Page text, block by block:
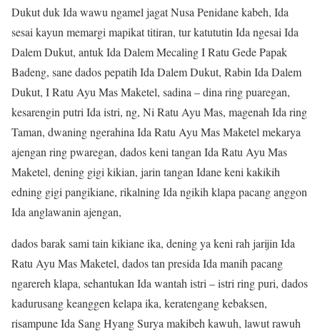
Dukut duk Ida wawu ngamel jagat Nusa Penidane kabeh, Ida
sesai kayun memargi mapikat titiran, tur katututin Ida ngesai Ida
Dalem Dukut, antuk Ida Dalem Mecaling I Ratu Gede Papak
Badeng, sane dados pepatih Ida Dalem Dukut, Rabin Ida Dalem
Dukut, I Ratu Ayu Mas Maketel, sadina – dina ring puaregan,
kesarengin putri Ida istri, ng, Ni Ratu Ayu Mas, magenah Ida ring
Taman, dwaning ngerahina Ida Ratu Ayu Mas Maketel mekarya
ajengan ring pwaregan, dados keni tangan Ida Ratu Ayu Mas
Maketel, dening gigi kikian, jarin tangan Idane keni kakikih
edning gigi pangikiane, rikalning Ida ngikih klapa pacang anggon
Ida anglawanin ajengan,
dados barak sami tain kikiane ika, dening ya keni rah jarijin Ida
Ratu Ayu Mas Maketel, dados tan presida Ida manih pacang
ngarereh klapa, sehantukan Ida wantah istri – istri ring puri, dados
kadurusang keanggen kelapa ika, keratengang kebaksen,
risampune Ida Sang Hyang Surya makibeh kawuh, lawut rawuh